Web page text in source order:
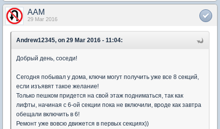
AAM
29 Mar 2016
Andrew12345, on 29 Mar 2016 - 11:04:
Добрый день, соседи!
Сегодня побывал у дома, ключи могут получить уже все 8 секций,
если изъявят такое желание!
Только пешком придется на свой этаж подниматься, так как
лифты, начиная с 6-ой секции пока не включили, вроде как завтра
обещали включить в 6!
Ремонт уже вовсю движется в первых секциях))